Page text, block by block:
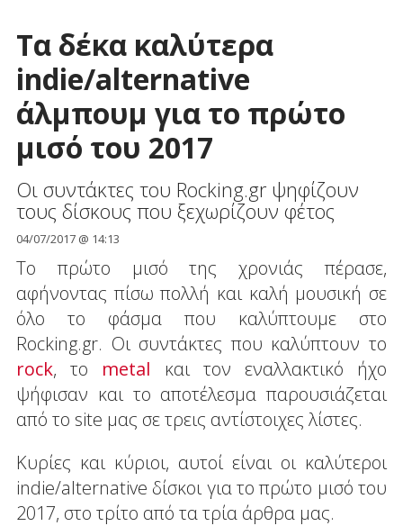
Τα δέκα καλύτερα
indie/alternative
άλμπουμ για το πρώτο
μισό του 2017
Οι συντάκτες του Rocking.gr ψηφίζουν
τους δίσκους που ξεχωρίζουν φέτος
04/07/2017 @ 14:13
Το πρώτο μισό της χρονιάς πέρασε,
αφήνοντας πίσω πολλή και καλή μουσική σε
όλο το φάσμα που καλύπτουμε στο
Rocking.gr. Οι συντάκτες που καλύπτουν το
rock, το metal και τον εναλλακτικό ήχο
ψήφισαν και το αποτέλεσμα παρουσιάζεται
από το site μας σε τρεις αντίστοιχες λίστες.
Κυρίες και κύριοι, αυτοί είναι οι καλύτεροι
indie/alternative δίσκοι για το πρώτο μισό του
2017, στο τρίτο από τα τρία άρθρα μας.